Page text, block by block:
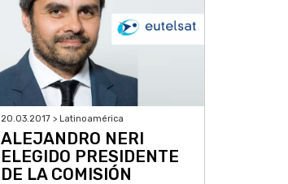
20.03.2017 > Latinoamérica
ALEJANDRO NERI
ELEGIDO PRESIDENTE
DE LA COMISIÓN